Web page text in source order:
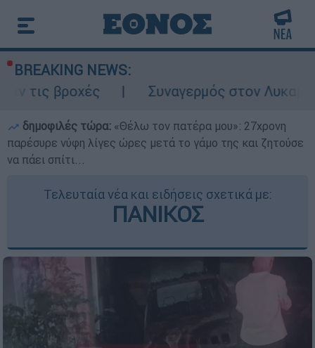
BREAKING NEWS:
Συναγερμός στον Λυκαβηττό: Σορός
δημοφιλές τώρα: «Θέλω τον πατέρα μου»: 27χρονη
παρέσυρε νύφη λίγες ώρες μετά το γάμο της και ζητούσε
να πάει σπίτι...
Τελευταία νέα και ειδήσεις σχετικά με:
ΠΑΝΙΚΟΣ